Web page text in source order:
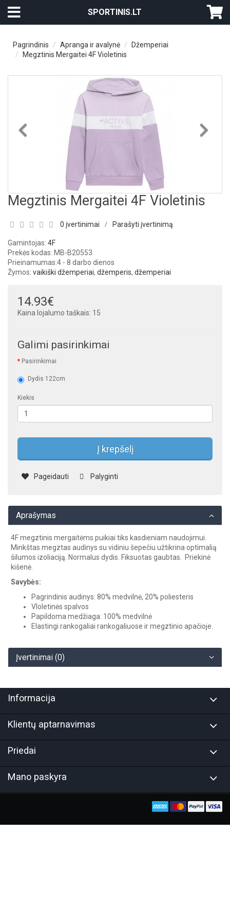
SPORTINIS.LT
Pagrindinis Apranga ir avalynė
Džemperiai
Megztinis Mergaitei 4F Violetinis
Megztinis Mergaitei 4F Violetinis
0 įvertinimai / Parašyti įvertinimą
Gamintojas: 4F
Prekės kodas: MB-B20553
Prieinamumas:4 - 8 darbo dienos
Žymos: vaikiški džemperiai, džemperis, džemperiai
14.93€
Kaina lojalumo taškais: 15
Galimi pasirinkimai
Pasirinkimai
Dydis 122cm
Kiekis
Į krepšelį
Pageidauti Palyginti
Aprašymas
4F megztinis mergaitėms puikiai tiks kasdieniam naudojimui.
Minkštas megztas audinys su vidiniu šepečiu užtikrina optimalią
šilumos izoliaciją. Normalus dydis. Fiksuotas gaubtas. Priekinė
kišenė.
Savybės:
Pagrindinis audinys: 80% medvilnė, 20% poliesteris
VIoletinės spalvos
Papildoma medžiaga: 100% medvilnė
Elastingi rankogaliai rankogaliuose ir megztinio apačioje.
Įvertinimai (0)
Informacija
Klientų aptarnavimas
Priedai
Mano paskyra